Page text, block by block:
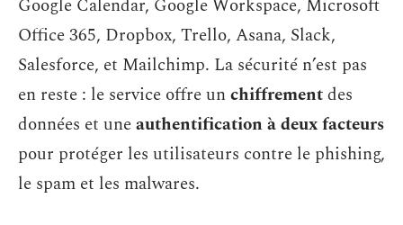
Google Calendar, Google Workspace, Microsoft
Office 365, Dropbox, Trello, Asana, Slack,
Salesforce, et Mailchimp. La sécurité n’est pas
en reste : le service offre unchiffrementdes
données et uneauthentification à deux facteurs
pour protéger les utilisateurs contre le phishing,
le spam et les malwares.